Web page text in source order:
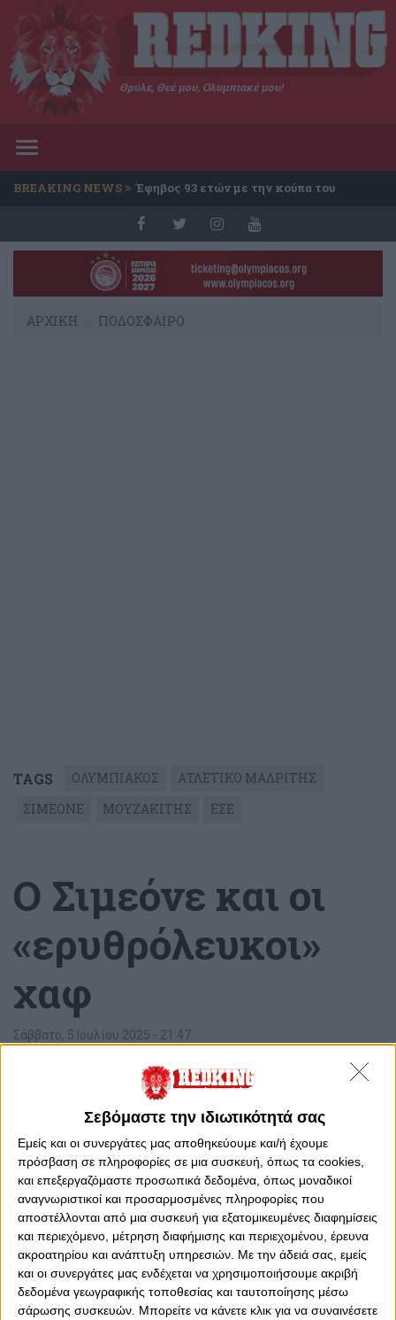
Σεβόμαστε την ιδιωτικότητά σας
Εμείς και οι συνεργάτες μας αποθηκεύουμε και/ή έχουμε
πρόσβαση σε πληροφορίες σε μια συσκευή, όπως τα cookies,
και επεξεργαζόμαστε προσωπικά δεδομένα, όπως μοναδικοί
αναγνωριστικοί και προσαρμοσμένες πληροφορίες που
αποστέλλονται από μια συσκευή για εξατομικευμένες διαφημίσεις
και περιεχόμενο, μέτρηση διαφήμισης και περιεχομένου, έρευνα
ακροατηρίου και ανάπτυξη υπηρεσιών. Με την άδειά σας, εμείς
και οι συνεργάτες μας ενδέχεται να χρησιμοποιήσουμε ακριβή
δεδομένα γεωγραφικής τοποθεσίας και ταυτοποίησης μέσω
σάρωσης συσκευών. Μπορείτε να κάνετε κλικ για να συναινέσετε
Θρύλε, Θεέ μου, Ολυμπιακέ μου!
Toggle
BREAKING NEWS Έφηβος 93 ετών με την κούπα του
ΑΡΧΙΚΗ ΠΟΔΟΣΦΑΙΡΟ
TAGS ΟΛΥΜΠΙΑΚΟΣ
ΑΤΛΕΤΙΚΟ ΜΑΔΡΙΤΗΣ
ΣΙΜΕΟΝΕ
ΜΟΥΖΑΚΙΤΗΣ ΕΣΕ
Ο Σιμεόνε και οι
«ερυθρόλευκοι»
χαφ
Σάββατο, 5 Ιουλίου 2025 - 21:47
0 0